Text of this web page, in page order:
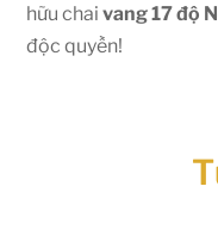
hữu chaivang 17 độ
độc quyền!